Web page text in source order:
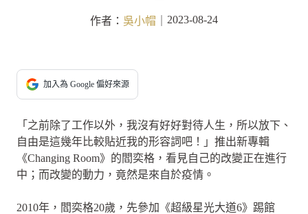
作者： 吳小帽 2023-08-24
加入為 Google 偏好來源
「之前除了工作以外，我沒有好好對待人生，所以放下、
自由是這幾年比較貼近我的形容詞吧！」推出新專輯
《Changing Room》的閻奕格，看見自己的改變正在進行
中；而改變的動力，竟然是來自於疫情。
2010年，閻奕格20歲，先參加《超級星光大道6》踢館